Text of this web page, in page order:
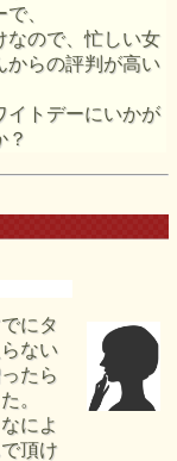
、
なので、忙しい女
からの評判が高い
イトデーにいかが
？
にタ
ない
たら
。
によ
頂け